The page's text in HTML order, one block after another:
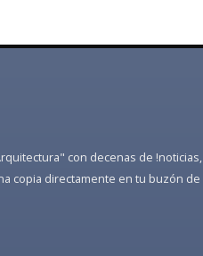
con decenas de !noticias,
copia directamente en tu buzón